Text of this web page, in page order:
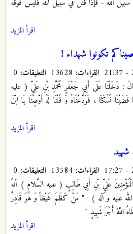
الله - فإذا قتل في سبيل الله فليس فوقه
اقرأ المزيد
تكونوا شهداء !
القراءات: التعليقات:
: دَخَلْنَا عَلَى أَبِي جَعْفَرٍ مُحَمَّدِ بْنِ‏ عَلِيٍّ ( عليه
نُسُكَنَا ، فَوَدَّعْنَاهُ وَ قُلْنَا لَهُ أَوْصِنَا يَا ابْنَ
اقرأ المزيد
القراءات: التعليقات:
عَلِيِّ بْنِ أَبِي طَالِبٍ ( عليه السَّلام ) أنهُ
عليه و آله ) : " مَنْ كَظَمَ غَيْظاً وَ هُوَ قَادِرٌ
اللَّهُ أَجْرَ شَهِيدٍ "
اقرأ المزيد